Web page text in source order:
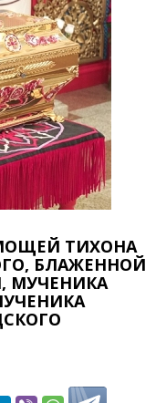
ТИХОНА
БЛАЖЕННОЙ
МУЧЕНИКА